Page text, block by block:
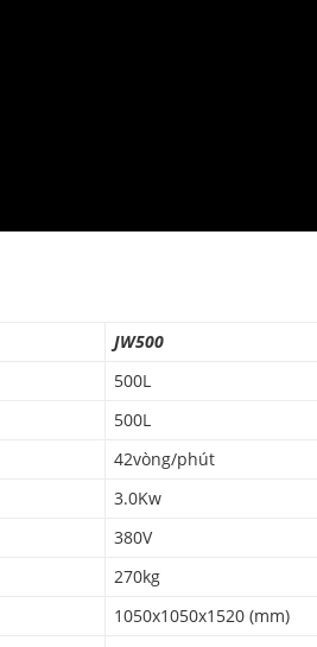
JW500
500L
500L
42vòng/phút
3.0Kw
380V
270kg
1050x1050x1520 (mm)